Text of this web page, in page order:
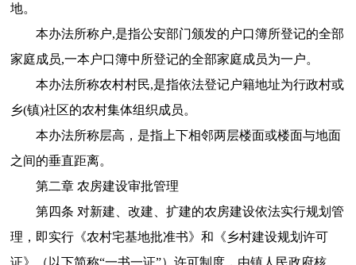
地。
本办法所称户,是指公安部门颁发的户口簿所登记的全部
家庭成员,一本户口簿中所登记的全部家庭成员为一户。
本办法所称农村村民,是指依法登记户籍地址为行政村或
乡(镇)社区的农村集体组织成员。
本办法所称层高，是指上下相邻两层楼面或楼面与地面
之间的垂直距离。
第二章 农房建设审批管理
第四条 对新建、改建、扩建的农房建设依法实行规划管
理，即实行《农村宅基地批准书》和《乡村建设规划许可
证》（以下简称“一书一证”）许可制度，由镇人民政府核